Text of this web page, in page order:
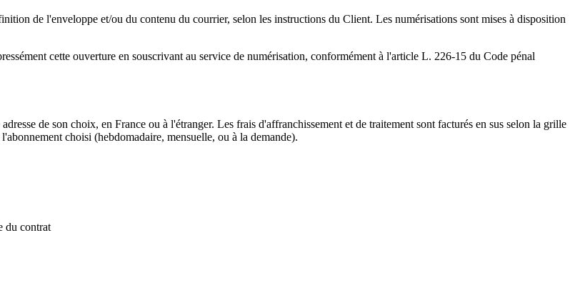
de l'enveloppe et/ou du contenu du courrier, selon les instructions du Client. Les numérisations sont mises à disposition
cette ouverture en souscrivant au service de numérisation, conformément à l'article L. 226-15 du Code pénal
de son choix, en France ou à l'étranger. Les frais d'affranchissement et de traitement sont facturés en sus selon la grille
choisi (hebdomadaire, mensuelle, ou à la demande).
du contrat